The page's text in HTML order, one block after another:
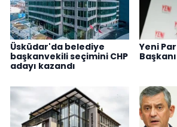
Üsküdar'da belediye
başkanvekili seçimini CHP
adayı kazandı
Yeni